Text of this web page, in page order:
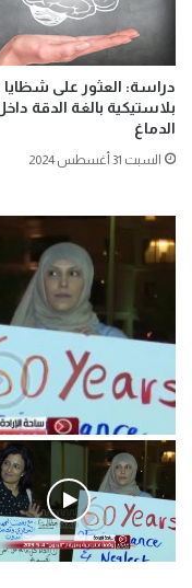
دراسة: العثور على شظايا
بلاستيكية بالغة الدقة
الدماغ
السبت 31 أغسطس 2024
.وقفة احتجاجية رمزية
الأحد 5 مايو 2019